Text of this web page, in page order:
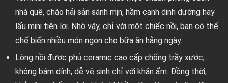
nhà quê, cháo hải sản sánh mịn, hầm canh dinh dưỡng hay
lẩu mini tiện lợi. Nhờ vậy, chỉ với một chiếc nồi, bạn có thể
chế biến nhiều món ngon cho bữa ăn hằng ngày.
Lòng nồi được phủ ceramic cao cấp chống trầy xước,
không bám dính, dễ vệ sinh chỉ với khăn ẩm. Đồng thời,